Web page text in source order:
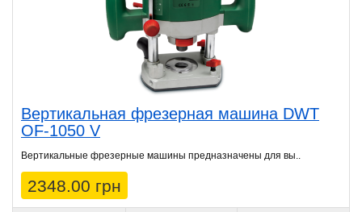
Вертикальная фрезерная машина DWT
OF-1050 V
Вертикальные фрезерные машины предназначены для вы..
2348.00 грн